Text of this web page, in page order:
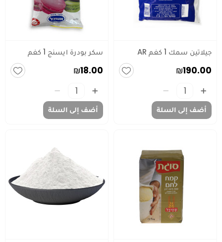
جيلاتين سمك 1 كغم AR
₪190.00
أضف إلى السلة
سكر بودرة ايسنج 1 كغم
₪18.00
أضف إلى السلة